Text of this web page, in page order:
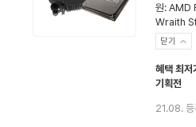
원: AMD
Wraith
닫기
혜택 최저
기획전
21.08. 등